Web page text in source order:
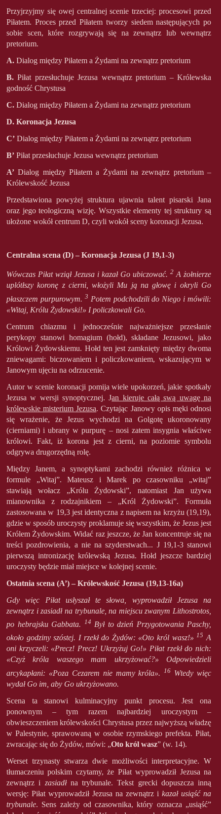
Przyjrzyjmy się owej centralnej scenie trzeciej: procesowi przed
Piłatem. Proces przed Piłatem tworzy siedem następujących po
sobie scen, które rozgrywają się na zewnątrz lub wewnątrz
pretorium.
A. Dialog między Piłatem a Żydami na zewnątrz pretorium
B. Piłat przesłuchuje Jezusa wewnątrz pretorium – Królewska
godność Chrystusa
C. Dialog między Piłatem a Żydami na zewnątrz pretorium
D. Koronacja Jezusa
C’ Dialog między Piłatem a Żydami na zewnątrz pretorium
B’ Piłat przesłuchuje Jezusa wewnątrz pretorium
A’ Dialog między Piłatem a Żydami na zewnątrz pretorium –
Królewskość Jezusa
Przedstawiona powyżej struktura ujawnia talent pisarski Jana
oraz jego teologiczną wizję. Wszystkie elementy tej struktury są
ułożone wokół centrum D, czyli wokół sceny koronacji Jezusa.
Centralna scena (D) – Koronacja Jezusa (J 19,1-3)
Wówczas Piłat wziął Jezusa i kazał Go ubiczować. 2 A żołnierze
uplótłszy koronę z cierni, włożyli Mu ją na głowę i okryli Go
płaszczem purpurowym. 3 Potem podchodzili do Niego i mówili:
«Witaj, Królu Żydowski!» I policzkowali Go.
Centrum chiazmu i jednocześnie najważniejsze przesłanie
perykopy stanowi homagium (hołd), składane Jezusowi, jako
Królowi Żydowskiemu. Hołd ten jest zamknięty między dwoma
zniewagami: biczowaniem i policzkowaniem, wskazującym w
Janowym ujęciu na odrzucenie.
Autor w scenie koronacji pomija wiele upokorzeń, jakie spotkały
Jezusa w wersji synoptycznej. Jan kieruje całą swą uwagę na
królewskie misterium Jezusa. Czytając Janowy opis męki odnosi
się wrażenie, że Jezus wychodzi na Golgotę ukoronowany
(cierniami) i ubrany w purpurę – nosi zatem insygnia właściwe
królowi. Fakt, iż korona jest z cierni, na poziomie symbolu
odgrywa drugorzędną rolę.
Między Janem, a synoptykami zachodzi również różnica w
formule „Witaj”. Mateusz i Marek po czasowniku „witaj”
stawiają wołacz „Królu Żydowski”, natomiast Jan używa
mianownika z rodzajnikiem – „Król Żydowski”. Formuła
zastosowana w 19,3 jest identyczna z napisem na krzyżu (19,19),
gdzie w sposób uroczysty proklamuje się wszystkim, że Jezus jest
Królem Żydowskim. Widać raz jeszcze, że Jan koncentruje się na
treści pozdrowienia, a nie na szyderstwach... J 19,1-3 stanowi
pierwszą intronizację królewską Jezusa. Hołd jeszcze bardziej
uroczysty będzie miał miejsce w kolejnej scenie.
Ostatnia scena (A’) – Królewskość Jezusa (19,13-16a)
Gdy więc Piłat usłyszał te słowa, wyprowadził Jezusa na
zewnątrz i zasiadł na trybunale, na miejscu zwanym Lithostrotos,
po hebrajsku Gabbata.
14 Był to dzień Przygotowania Paschy,
około godziny szóstej. I rzekł do Żydów: «Oto król wasz!»15 A
oni krzyczeli: «Precz! Precz! Ukrzyżuj Go!» Piłat rzekł do nich:
«Czyż króla waszego mam ukrzyżować?» Odpowiedzieli
arcykapłani: «Poza Cezarem nie mamy króla».16 Wtedy więc
wydał Go im, aby Go ukrzyżowano.
Scena ta stanowi kulminacyjny punkt procesu. Jest ona
ponownym – tym razem najbardziej uroczystym –
obwieszczeniem królewskości Chrystusa przez najwyższą władzę
w Palestynie, sprawowaną w osobie rzymskiego prefekta. Piłat,
zwracając się do Żydów, mówi: „Oto król wasz” (w. 14).
Werset trzynasty stwarza dwie możliwości interpretacyjne. W
tłumaczeniu polskim czytamy, że Piłat wyprowadził Jezusa na
zewnątrz i zasiadłna trybunale. Tekst grecki dopuszcza inną
wersję: Piłat wyprowadził Jezusa na zewnątrz i kazał usiąść na
trybunale. Sens zależy od czasownika, który oznacza „usiąść”